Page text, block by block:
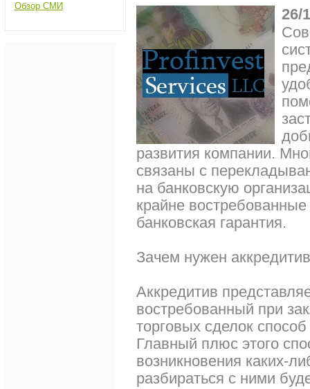
Обзор СМИ
26/
развития компании.
связаны с
на банковскую
крайне востребованные
банковская гарантия.
Зачем нужен
Аккредитив
востребованный при
торговых сделок
Главный плюс этого
возникновения каких-
разбираться с ними